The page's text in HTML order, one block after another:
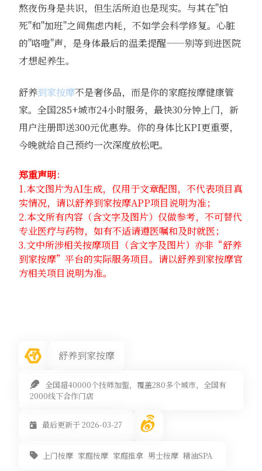
熬夜伤身是共识，但生活所迫也是现实。与其在"怕
死"和"加班"之间焦虑内耗，不如学会科学修复。心脏
的"咯噔"声，是身体最后的温柔提醒——别等到进医院
才想起养生。
舒养到家按摩不是奢侈品，而是你的家庭按摩健康管
家。全国285+城市24小时服务，最快30分钟上门，新
用户注册即送300元优惠券。你的身体比KPI更重要，
今晚就给自己预约一次深度放松吧。
郑重声明：
1.本文图片为AI生成，仅用于文章配图，不代表项目真
实情况，请以舒养到家按摩APP项目说明为准；
2.本文所有内容（含文字及图片）仅做参考，不可替代
专业医疗与药物，如有不适请遵医嘱和及时就医；
3.文中所涉相关按摩项目（含文字及图片）亦非“舒养
到家按摩”平台的实际服务项目。请以舒养到家按摩官
方相关项目说明为准。
舒养到家按摩
全国超40000个技师加盟，覆盖280多个城市，全国有
2000线下合作门店
最后更新于 2026-03-27
上门按摩 家庭按摩 家庭推拿 男士按摩 精油SPA